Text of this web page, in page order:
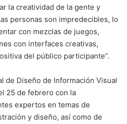
la creatividad de la gente y
personas son impredecibles, lo
con mezclas de juegos,
con interfaces creativas,
del público participante”.
de Diseño de Información Visual
25 de febrero con la
expertos en temas de
y diseño, así como de